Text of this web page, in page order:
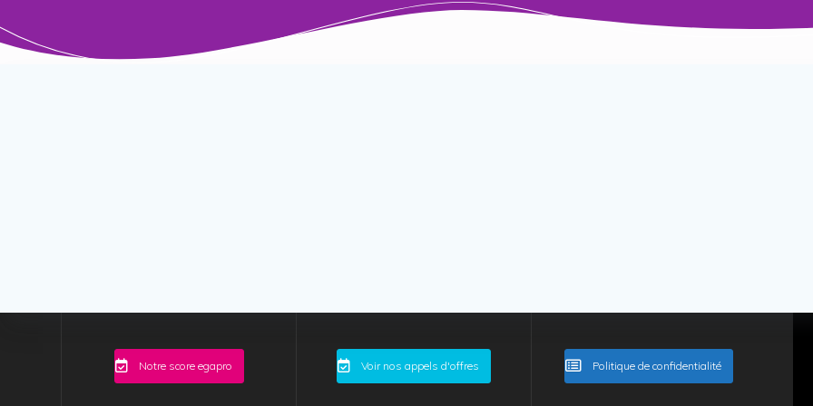
Notre score egapro Voir nos appels d'offres Politique de confidentialité